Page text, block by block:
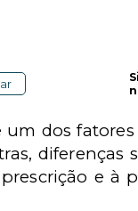
dos
diferenças
e à